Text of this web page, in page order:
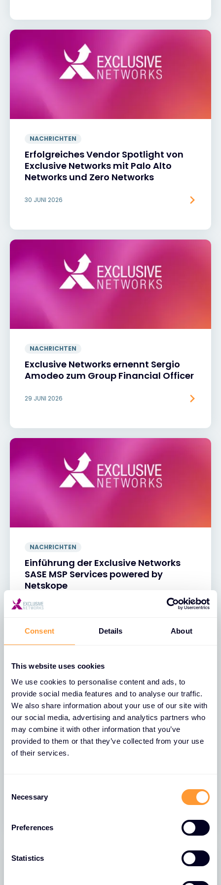
Consent Details About
This website uses cookies
We use cookies to personalise content and ads, to
provide social media features and to analyse our traffic.
We also share information about your use of our site with
our social media, advertising and analytics partners who
may combine it with other information that you’ve
provided to them or that they’ve collected from your use
of their services.
Necessary
Preferences
Statistics
NACHRICHTEN
Erfolgreiches Vendor Spotlight von
Exclusive Networks mit Palo Alto
Networks und Zero Networks
30 JUNI 2026
NACHRICHTEN
Exclusive Networks ernennt Sergio
Amodeo zum Group Financial Officer
29 JUNI 2026
NACHRICHTEN
Einführung der Exclusive Networks
SASE MSP Services powered by
Netskope
09 JUNI 2026
NACHRICHTEN